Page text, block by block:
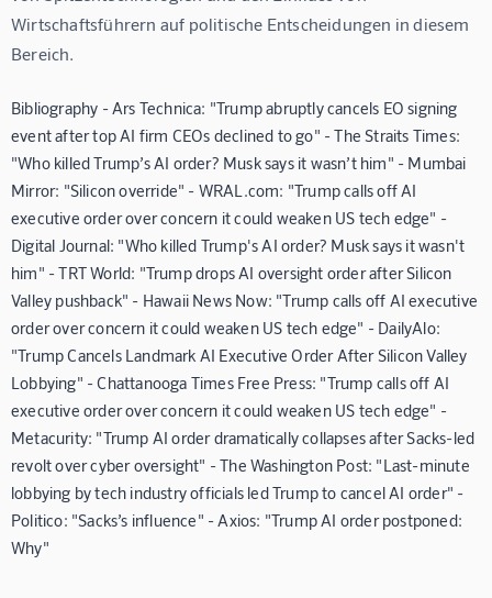
Wirtschaftsführern auf politische Entscheidungen in diesem
Bereich.
Bibliography - Ars Technica: "Trump abruptly cancels EO signing
event after top AI firm CEOs declined to go" - The Straits Times:
"Who killed Trump’s AI order? Musk says it wasn’t him" - Mumbai
Mirror: "Silicon override" - WRAL.com: "Trump calls off AI
executive order over concern it could weaken US tech edge" -
Digital Journal: "Who killed Trump's AI order? Musk says it wasn't
him" - TRT World: "Trump drops AI oversight order after Silicon
Valley pushback" - Hawaii News Now: "Trump calls off AI executive
order over concern it could weaken US tech edge" - DailyAlo:
"Trump Cancels Landmark AI Executive Order After Silicon Valley
Lobbying" - Chattanooga Times Free Press: "Trump calls off AI
executive order over concern it could weaken US tech edge" -
Metacurity: "Trump AI order dramatically collapses after Sacks-led
revolt over cyber oversight" - The Washington Post: "Last-minute
lobbying by tech industry officials led Trump to cancel AI order" -
Politico: "Sacks’s influence" - Axios: "Trump AI order postponed:
Why"